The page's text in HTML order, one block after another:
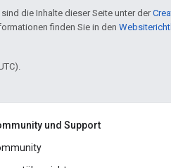
die Inhalte dieser Seite unter der
finden Sie in den
und Support